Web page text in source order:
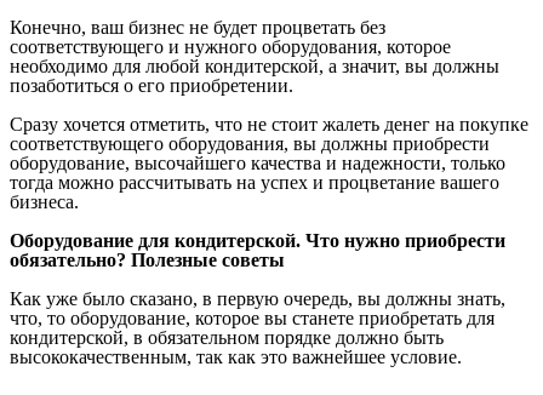
Конечно, ваш бизнес не будет процветать без
соответствующего и нужного оборудования, которое
необходимо для любой кондитерской, а значит, вы должны
позаботиться о его приобретении.
Сразу хочется отметить, что не стоит жалеть денег на покупке
соответствующего оборудования, вы должны приобрести
оборудование, высочайшего качества и надежности, только
тогда можно рассчитывать на успех и процветание вашего
бизнеса.
Оборудование для кондитерской. Что нужно приобрести
обязательно? Полезные советы
Как уже было сказано, в первую очередь, вы должны знать,
что, то оборудование, которое вы станете приобретать для
кондитерской, в обязательном порядке должно быть
высококачественным, так как это важнейшее условие.